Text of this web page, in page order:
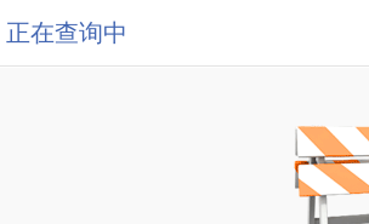
正在查询中